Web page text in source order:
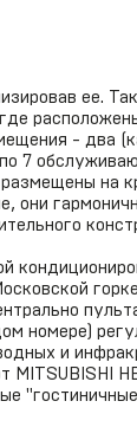
ее.
- два
7
на
они
номере)
и
MITSUBISHI